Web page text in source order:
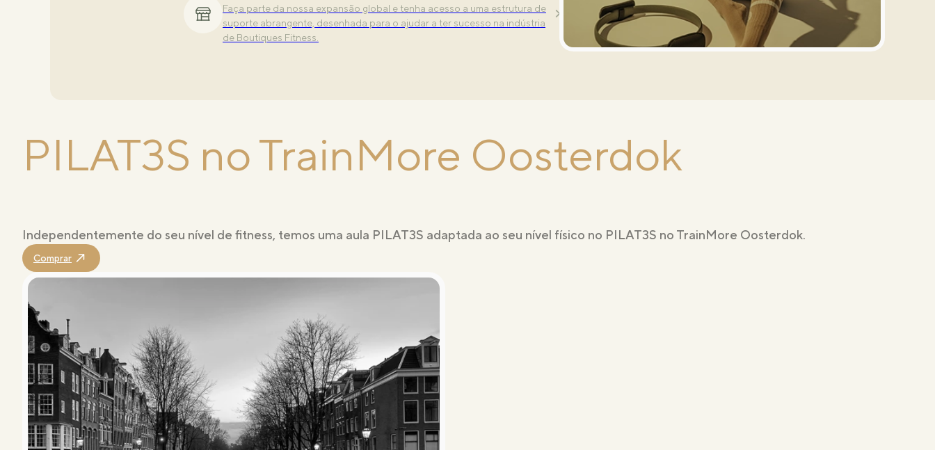
Faça parte da nossa expansão global e tenha acesso a uma estrutura de
suporte abrangente, desenhada para o ajudar a ter sucesso na indústria
de Boutiques Fitness.
PILAT3S no TrainMore Oosterdok
Independentemente do seu nível de fitness, temos uma aula PILAT3S adaptada ao seu nível físico no PILAT3S no TrainMore Oosterdok.
Comprar